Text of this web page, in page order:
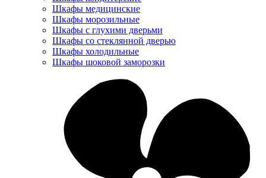
Шкафы медицинские
Шкафы морозильные
Шкафы с глухими дверьми
Шкафы со стеклянной дверью
Шкафы холодильные
Шкафы шоковой заморозки